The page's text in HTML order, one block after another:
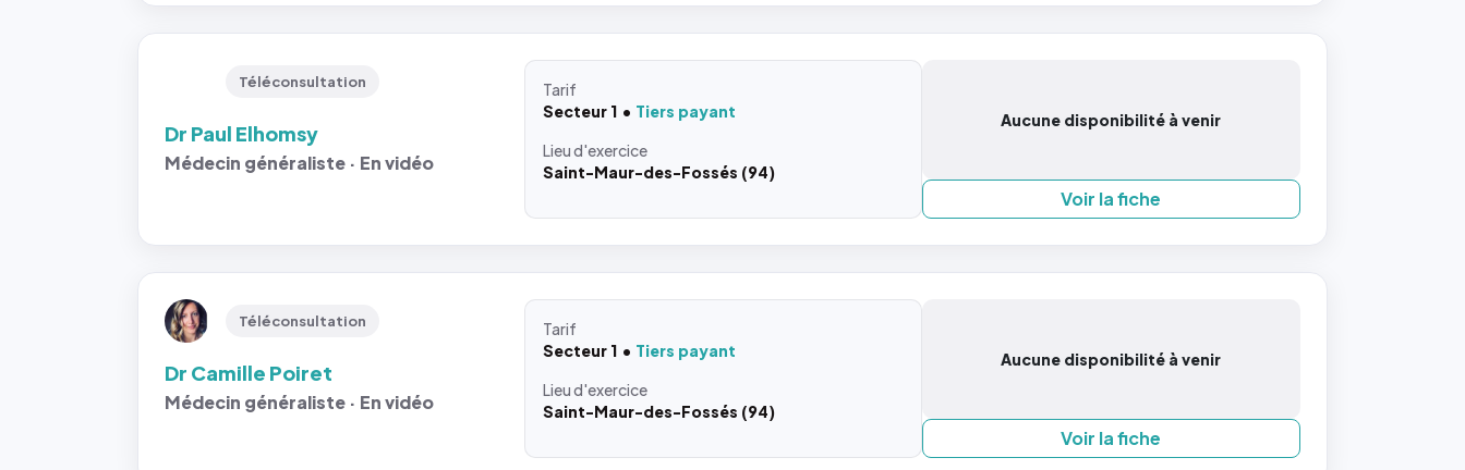
Téléconsultation
Dr Paul Elhomsy
Médecin généraliste · En vidéo
Tarif
Secteur 1
Tiers payant
Lieud'exercice
Saint-Maur-des-Fossés (94)
Aucune disponibilité à venir
Voir la fiche
Téléconsultation
Dr Camille Poiret
Médecin généraliste · En vidéo
Tarif
Secteur 1
Tiers payant
Lieud'exercice
Saint-Maur-des-Fossés (94)
Aucune disponibilité à venir
Voir la fiche